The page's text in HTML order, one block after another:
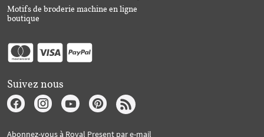
Motifs de broderie machine en ligne
boutique
Suivez nous
Abonnez-vous à Royal Present par e-mail